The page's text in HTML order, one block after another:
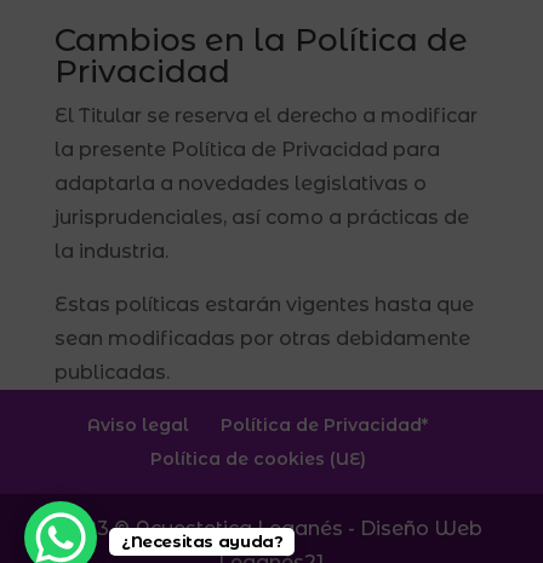
Cambios en la Política de
Privacidad
El Titular se reserva el derecho a modificar
la presente Política de Privacidad para
adaptarla a novedades legislativas o
jurisprudenciales, así como a prácticas de
la industria.
Estas políticas estarán vigentes hasta que
sean modificadas por otras debidamente
publicadas.
Aviso legal
Política de Privacidad*
Política de cookies (UE)
2023 © Acuestetica Leganés - Diseño Web
¿Necesitas ayuda?